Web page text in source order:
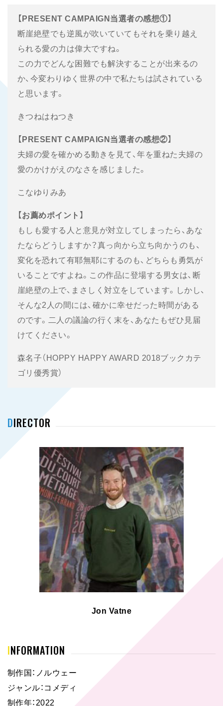
【PRESENT CAMPAIGN当選者の感想①】
断崖絶壁でも逆風が吹いていてもそれを乗り越え
られる愛の力は偉大ですね。
この力でどんな困難でも解決することが出来るの
か、今変わりゆく世界の中で私たちは試されている
と思います。
きつねはねつき
【PRESENT CAMPAIGN当選者の感想②】
夫婦の愛を確かめる動きを見て、年を重ねた夫婦の
愛のかけがえのなさを感じました。
こなゆりみあ
【お薦めポイント】
もしも愛する人と意見が対立してしまったら、あな
たならどうしますか？真っ向から立ち向かうのも、
変化を恐れて有耶無耶にするのも、どちらも勇気が
いることですよね。この作品に登場する男女は、断
崖絶壁の上で、まさしく対立をしています。しかし、
そんな2人の間には、確かに幸せだった時間がある
のです。二人の議論の行く末を、あなたもぜひ見届
けてください。
森名子（HOPPY HAPPY AWARD 2018ブックカテ
ゴリ優秀賞）
DIRECTOR
Jon Vatne
INFORMATION
制作国：ノルウェー
ジャンル：コメディ
制作年：2022